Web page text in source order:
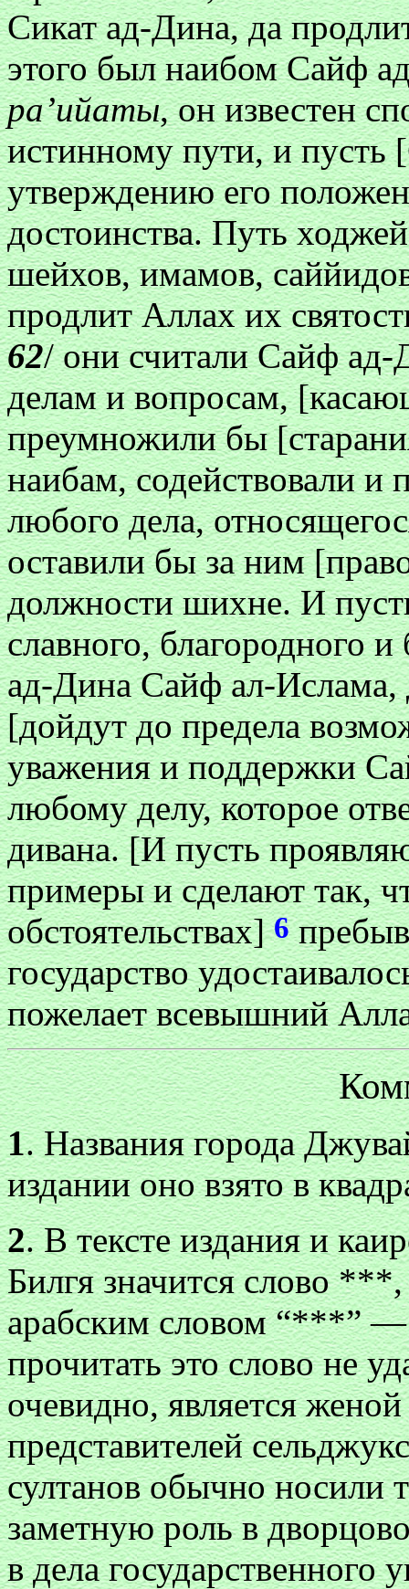
Сикат ад-Дина, да
этого был наибом Сайф
ра’ийаты, он известен
истинному пути, и пусть
утверждению его
достоинства. Путь
шейхов, имамов,
продлит Аллах их
62/ они считали Сайф
делам и вопросам,
преумножили бы
наибам, содействовали и
любого дела,
оставили бы за ним
должности шихне. И
славного, благородного
ад-Дина Сайф ал-Ислама,
[дойдут до предела
уважения и поддержки
любому делу, которое
дивана. [И пусть
примеры и сделают так,
обстоятельствах]6
государство
пожелает всевышний
1. Названия города
издании оно взято в
2. В тексте издания и
Билгя значится слово
арабским словом “***” —
прочитать это слово не
очевидно, является
представителей
султанов обычно носили
заметную роль в
в дела